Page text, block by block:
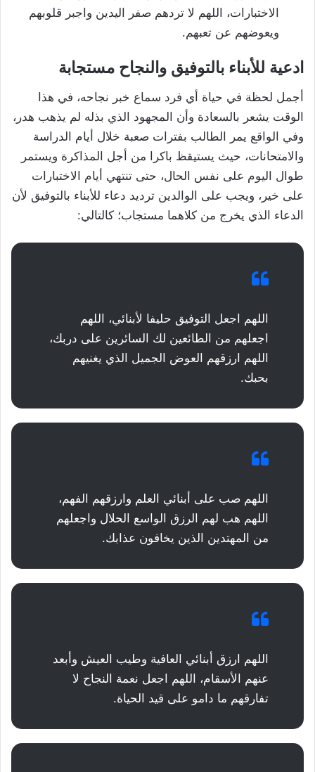
الاختبارات، اللهم لا تردهم صفر اليدين واجبر قلوبهم
ويعوضهم عن تعبهم.
ادعية للأبناء بالتوفيق والنجاح مستجابة
أجمل لحظة في حياة أي فرد سماع خبر نجاحه، في هذا
الوقت يشعر بالسعادة وأن المجهود الذي بذله لم يذهب هدر،
وفي الواقع يمر الطالب بفترات صعبة خلال أيام الدراسة
والامتحانات، حيث يستيقظ باكرا من أجل المذاكرة ويستمر
طوال اليوم على نفس الحال، حتى تنتهي أيام الاختبارات
على خير، ويجب على الوالدين ترديد دعاء للأبناء بالتوفيق لأن
الدعاء الذي يخرج من كلاهما مستجاب؛ كالتالي:
اللهم اجعل التوفيق حليفا لأبنائي، اللهم
اجعلهم من الطائعين لك السائرين على دربك،
اللهم ارزقهم العوض الجميل الذي يغنيهم
بحبك.
اللهم صب على أبنائي العلم وارزقهم الفهم،
اللهم هب لهم الرزق الواسع الحلال واجعلهم
من المهتدين الذين يخافون عذابك.
اللهم ارزق أبنائي العافية وطيب العيش وأبعد
عنهم الأسقام، اللهم اجعل نعمة النجاح لا
تفارقهم ما دامو على قيد الحياة.